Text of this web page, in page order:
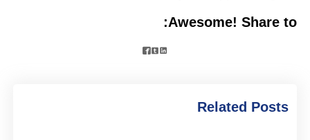
Awesome! Share to:

Related Posts